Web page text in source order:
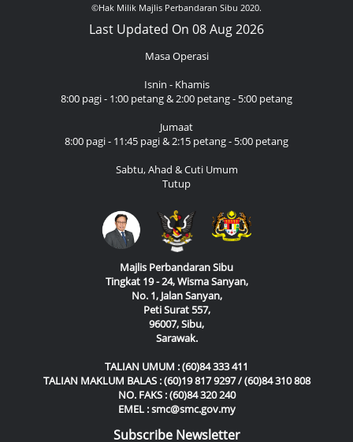
©Hak Milik Majlis Perbandaran Sibu 2020.
Last Updated On 08 Aug 2026
Masa Operasi
Isnin - Khamis
8:00 pagi - 1:00 petang & 2:00 petang - 5:00 petang
Jumaat
8:00 pagi - 11:45 pagi & 2:15 petang - 5:00 petang
Sabtu, Ahad & Cuti Umum
Tutup
Majlis Perbandaran Sibu
Tingkat 19 - 24, Wisma Sanyan,
No. 1, Jalan Sanyan,
Peti Surat 557,
96007, Sibu,
Sarawak.
TALIAN UMUM : (60)84 333 411
TALIAN MAKLUM BALAS : (60)19 817 9297 / (60)84 310 808
NO. FAKS : (60)84 320 240
EMEL : smc@smc.gov.my
Subscribe Newsletter